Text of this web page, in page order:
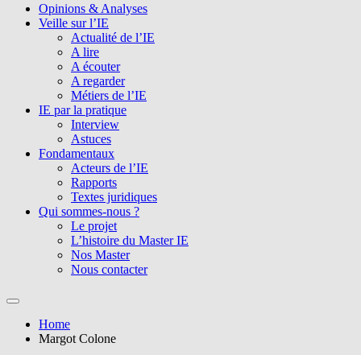
Opinions & Analyses
Veille sur l’IE
Actualité de l’IE
A lire
A écouter
A regarder
Métiers de l’IE
IE par la pratique
Interview
Astuces
Fondamentaux
Acteurs de l’IE
Rapports
Textes juridiques
Qui sommes-nous ?
Le projet
L’histoire du Master IE
Nos Master
Nous contacter
Home
Margot Colone